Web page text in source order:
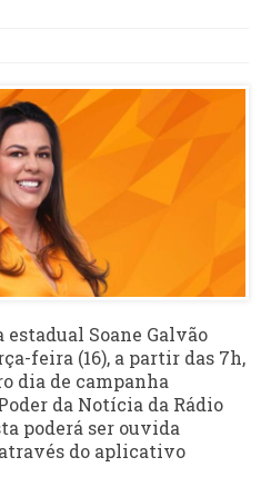
Soane Galvão
feira (16), a partir das 7h,
dia de campanha
da Notícia da Rádio
poderá ser ouvida
do aplicativo